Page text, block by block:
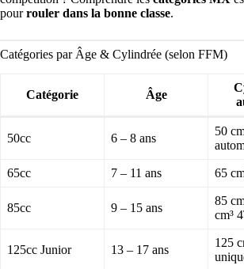
pourrouler dans la bonne classe.
Catégories par Âge & Cylindrée (selon FFM)
Catégorie Âge
50cc 6 – 8 ans
50
65cc 7 – 11 ans 65
85cc 9 – 15 ans
85
cm³
125cc Junior 13 – 17 ans
125